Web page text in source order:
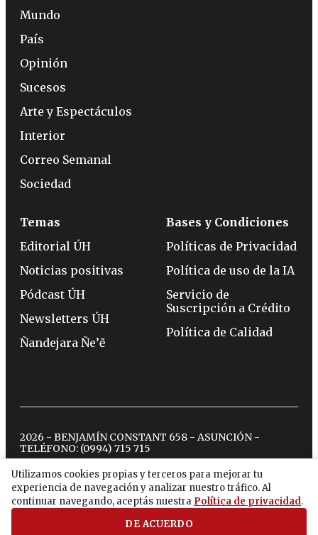
Utilizamos cookies propias y terceros para mejorar tu
experiencia de navegación y analizar nuestro tráfico. Al
continuar navegando, aceptás nuestra Política de privacidad.
DE ACUERDO
Mundo
País
Opinión
Sucesos
Arte y Espectáculos
Interior
Correo Semanal
Sociedad
Temas
Editorial ÚH
Noticias positivas
Pódcast ÚH
Newsletters ÚH
Ñandejara Ñe’ẽ
Bases y Condiciones
Políticas de Privacidad
Política de uso de la IA
Servicio de
Suscripción a Crédito
Política de Calidad
2026 - BENJAMÍN CONSTANT 658 - ASUNCIÓN -
TELÉFONO: (0994) 715 715
twitterinstagram
facebook
tiktokyoutubespotify